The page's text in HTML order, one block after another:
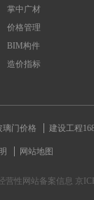
掌中广材
价格管理
BIM构件
造价指标
璃门价格 建设工程
网站地图
网站备案信息 京